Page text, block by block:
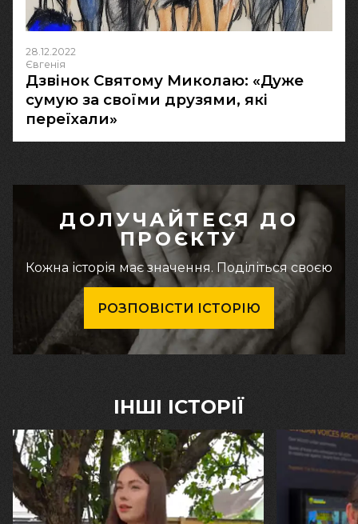
28.12.2022
Євгенія
Дзвінок Святому Миколаю: «Дуже
сумую за своїми друзями, які
переїхали»
ДОЛУЧАЙТЕСЯ ДО
ПРОЄКТУ
Кожна історія має значення. Поділіться своєю
РОЗПОВІСТИ ІСТОРІЮ
ІНШІ ІСТОРІЇ